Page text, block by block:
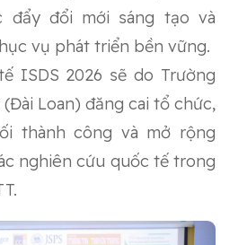
đẩy đổi mới sáng tạo và
vụ phát triển bền vững.
ISDS 2026 sẽ do Trường
Loan) đăng cai tổ chức,
thành công và mở rộng
nghiên cứu quốc tế trong